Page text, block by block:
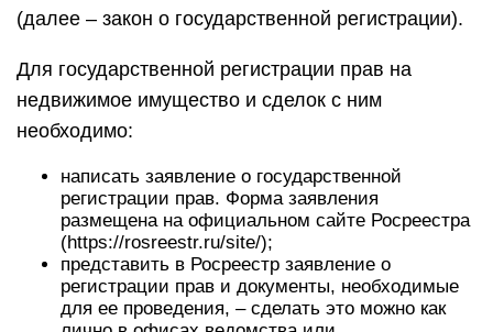
(далее – закон о государственной регистрации).
Для государственной регистрации прав на
недвижимое имущество и сделок с ним
необходимо:
написать заявление о государственной
регистрации прав. Форма заявления
размещена на официальном сайте Росреестра
(https://rosreestr.ru/site/);
представить в Росреестр заявление о
регистрации прав и документы, необходимые
для ее проведения, – сделать это можно как